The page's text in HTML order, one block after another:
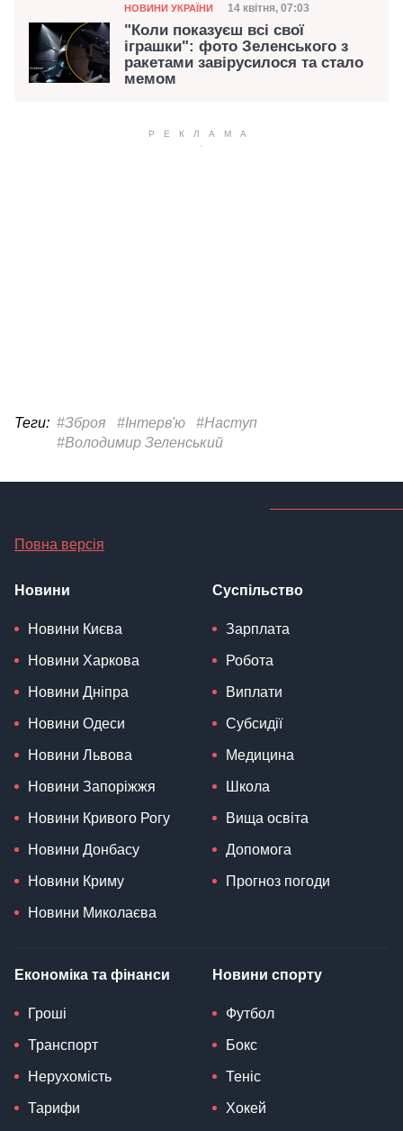
Категорія
НОВИНИ УКРАЇНИ Дата публікації
14 квітня, 07:03
"Коли показуєш всі свої
іграшки": фото Зеленського з
ракетами завірусилося та стало
мемом
Теги: #Зброя #Інтерв'ю
#Наступ
#Володимир Зеленський
Повна версія
Новини
Новини Києва
Новини Харкова
Новини Дніпра
Новини Одеси
Новини Львова
Новини Запоріжжя
Новини Кривого Рогу
Новини Донбасу
Новини Криму
Новини Миколаєва
Суспільство
Зарплата
Робота
Виплати
Субсидії
Медицина
Школа
Вища освіта
Допомога
Прогноз погоди
Економіка та фінанси
Гроші
Транспорт
Нерухомість
Тарифи
Новини спорту
Футбол
Бокс
Теніс
Хокей